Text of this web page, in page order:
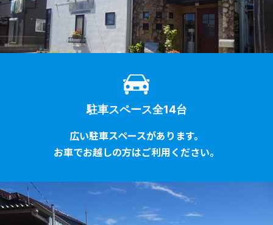
駐車スペース全14台
広い駐車スペースがあります。
お車でお越しの方はご利用ください。